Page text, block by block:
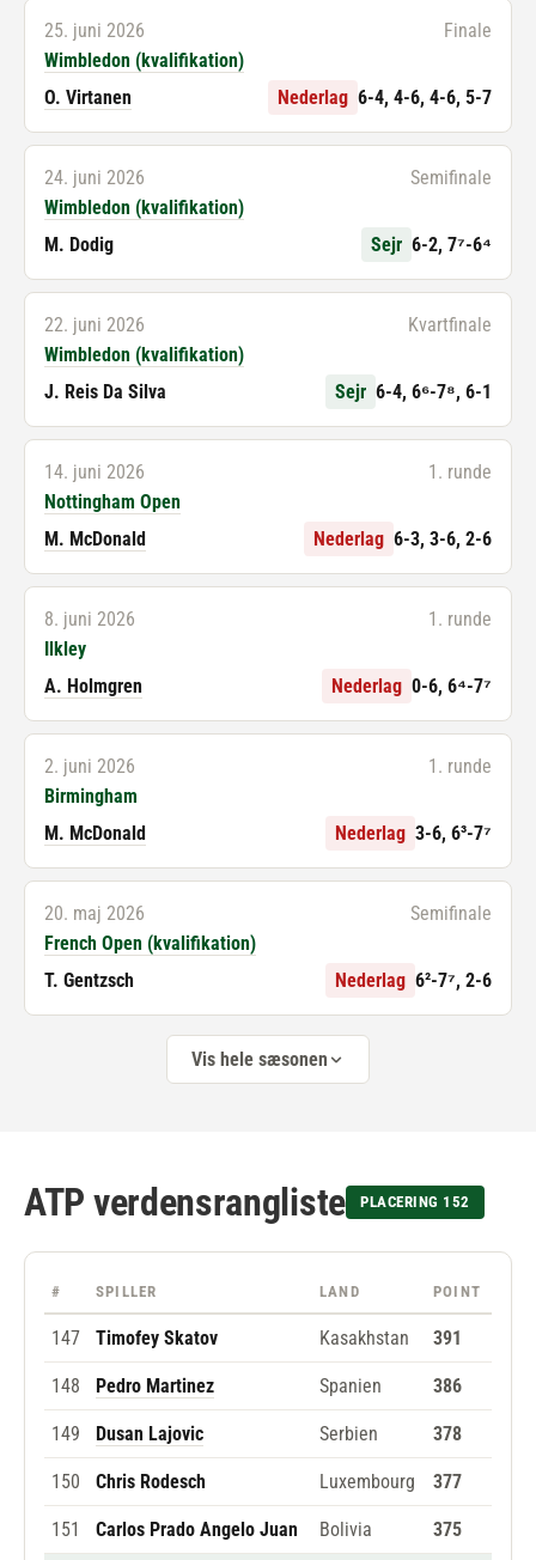
25. juni 2026
Finale
Wimbledon (kvalifikation)
O. Virtanen
Nederlag 6-4, 4-6, 4-6, 5-7
24. juni 2026
Semifinale
Wimbledon (kvalifikation)
M. Dodig
Sejr 6-2, 7⁷-6⁴
22. juni 2026
Kvartfinale
Wimbledon (kvalifikation)
J. Reis Da Silva
Sejr 6-4, 6⁶-7⁸, 6-1
14. juni 2026
1. runde
Nottingham Open
M. McDonald
Nederlag 6-3, 3-6, 2-6
8. juni 2026
1. runde
Ilkley
A. Holmgren
Nederlag 0-6, 6⁴-7⁷
2. juni 2026
1. runde
Birmingham
M. McDonald
Nederlag 3-6, 6³-7⁷
20. maj 2026
Semifinale
French Open (kvalifikation)
T. Gentzsch
Nederlag 6²-7⁷, 2-6
Vis hele sæsonen
ATP verdensrangliste PLACERING 152
# SPILLER LAND POINT
147 Timofey Skatov Kasakhstan 391
148 Pedro Martinez Spanien 386
149 Dusan Lajovic Serbien 378
150 Chris Rodesch Luxembourg 377
151 Carlos Prado Angelo Juan Bolivia 375